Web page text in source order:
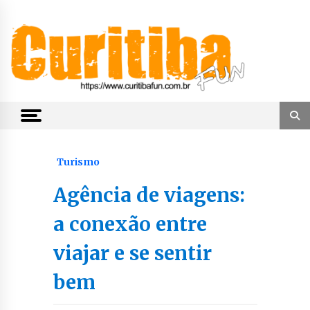
content
CuritibaFun
Turismo
Agência de viagens:
a conexão entre
viajar e se sentir
bem